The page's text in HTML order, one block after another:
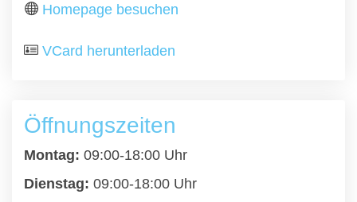
Homepage besuchen
VCard herunterladen
Öffnungszeiten
Montag: 09:00-18:00 Uhr
Dienstag: 09:00-18:00 Uhr